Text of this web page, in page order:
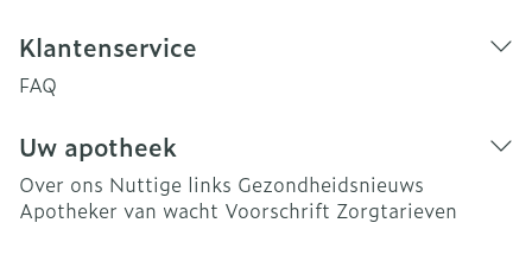
Klantenservice
FAQ
Uw apotheek
Over ons Nuttige links Gezondheidsnieuws
Apotheker van wacht Voorschrift Zorgtarieven